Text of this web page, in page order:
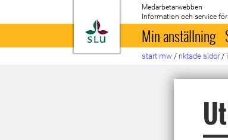
Till startsida
Medarbetarwebben
Information och service
Min anställning
start mw / riktade sidor /